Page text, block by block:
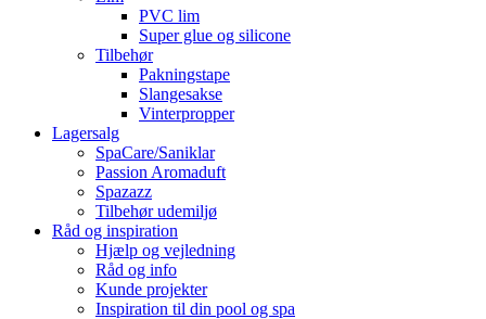
PVC lim
Super glue og silicone
Tilbehør
Pakningstape
Slangesakse
Vinterpropper
Lagersalg
SpaCare/Saniklar
Passion Aromaduft
Spazazz
Tilbehør udemiljø
Råd og inspiration
Hjælp og vejledning
Råd og info
Kunde projekter
Inspiration til din pool og spa